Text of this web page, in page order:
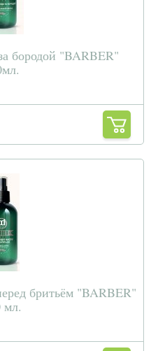
бородой "BARBER"
бритьём "BARBER"
мл.